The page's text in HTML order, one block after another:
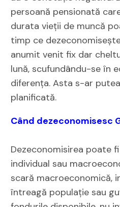
persoană pensionată
durata vieții de muncă
timp ce
anumit venit fix dar
lună, scufundându-se în
diferența. Asta s-ar
planificată.
Când dezeconomisesc
Dezeconomisirea poate
individual sau
scară macroeconomică,
întreagă populație sau